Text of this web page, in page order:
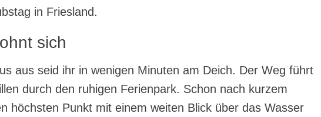
in Friesland.
sich
aus seid ihr in wenigen Minuten am Deich. Der Weg führt
durch den ruhigen Ferienpark. Schon nach kurzem
höchsten Punkt mit einem weiten Blick über das Wasser